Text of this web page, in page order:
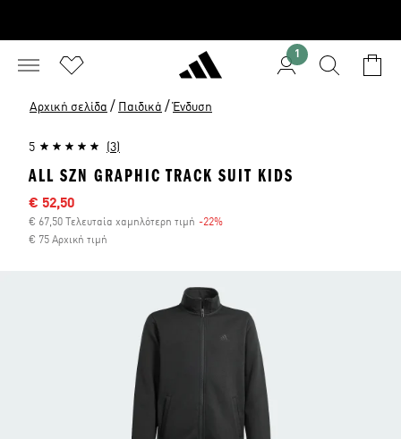
1
Αρχική σελίδα / Παιδικά / Ένδυση
5 (3)
ALL SZN GRAPHIC TRACK SUIT KIDS
Τιμή έκπτωσης
€ 52,50
€ 67,50 Τελευταία χαμηλότερη τιμή -22%
€ 75 Αρχική τιμή